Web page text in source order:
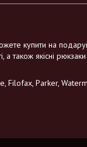
купити на
також якісні
Parker,